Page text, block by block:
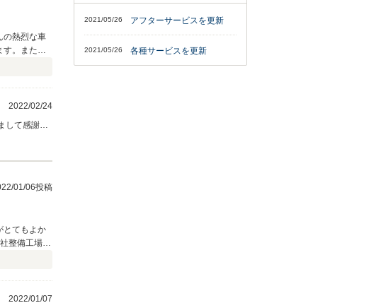
の熱烈な車
す。また、
2022/02/24
して感謝で
01/06投稿
とてもよか
整備工場を
あるよう
2022/01/07
2021/05/26 アフターサービスを更新
2021/05/26 各種サービスを更新